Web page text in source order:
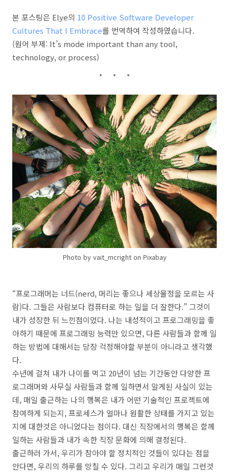
본 포스팅은 Elye의 10 Positive Software Developer
Cultures That I Embrace를 번역하여 작성하였습니다.
(원어 부제: It’s mode important than any tool,
technology, or process)
Photo by vait_mcright on Pixabay
“프로그래머는 너드(nerd, 머리는 좋으나 세상물정을 모르는 사
람)다. 그들은 사람보다 컴퓨터로 하는 일을 더 잘한다.” 그것이
내가 성장한 뒤 느낀점이었다. 나는 내성적이고 프로그래밍을 좋
아하기 때문에 프로그래밍 능력만 있으면, 다른 사람들과 함께 일
하는 방법에 대해서는 당장 걱정해야할 부분이 아니라고 생각했
다.
수년에 걸쳐 내가 나이를 먹고 20년이 넘는 기간동안 다양한 프
로그래머와 사무실 사람들과 함께 일하면서 알게된 사실이 있는
데, 매일 출근하는 나의 행복은 내가 어떤 기술적인 프로젝트에
참여하게 되는지, 프로세스가 얼마나 원활한 상태를 가지고 있는
지에 대한것은 아니었다는 점이다. 대신 직장에서의 행복은 함께
일하는 사람들과 내가 속한 직장 문화에 의해 결정된다.
출근하러 가서, 우리가 참아야 할 정치적인 것들이 있다는 점을
안다면, 우리의 하루를 망칠 수 있다. 그리고 우리가 매일 그런것